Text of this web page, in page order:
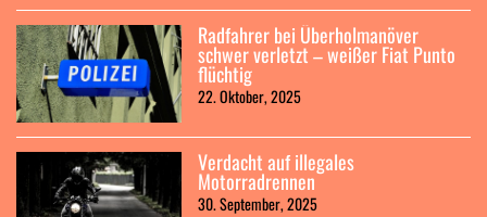
Radfahrer bei Überholmanöver
schwer verletzt – weißer Fiat Punto
flüchtig
22. Oktober, 2025
Verdacht auf illegales
Motorradrennen
30. September, 2025